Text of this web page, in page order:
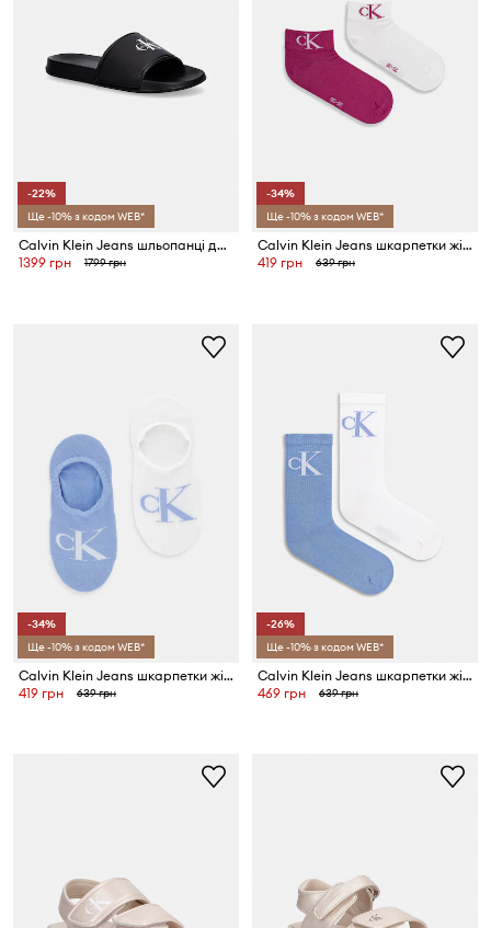
-22%
Ще -10% з кодом WEB*
Calvin Klein Jeans шльопанці дитячі
1399 грн
1799 грн
-34%
Ще -10% з кодом WEB*
Calvin Klein Jeans шкарпетки жіночі з бавовною 2 шт.
419 грн
639 грн
-34%
Ще -10% з кодом WEB*
Calvin Klein Jeans шкарпетки жіночі з бавовною 2 шт.
419 грн
639 грн
-26%
Ще -10% з кодом WEB*
Calvin Klein Jeans шкарпетки жіночі з бавовною 2 шт.
469 грн
639 грн